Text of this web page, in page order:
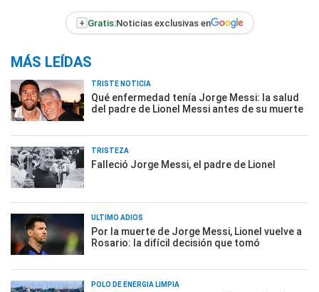
+ Gratis:Noticias exclusivas en
MÁS LEÍDAS
TRISTE NOTICIA
Qué enfermedad tenía Jorge Messi: la salud
del padre de Lionel Messi antes de su muerte
TRISTEZA
Falleció Jorge Messi, el padre de Lionel
ÚLTIMO ADIÓS
Por la muerte de Jorge Messi, Lionel vuelve a
Rosario: la difícil decisión que tomó
POLO DE ENERGÍA LIMPIA